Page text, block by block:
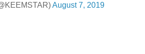
August 7, 2019